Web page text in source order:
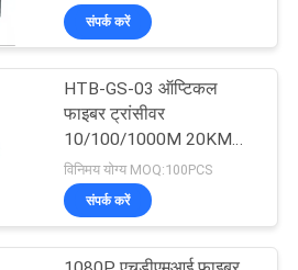
पैच कॉर्ड
संपर्क करें
HTB-GS-03 ऑप्टिकल
फाइबर ट्रांसीवर
10/100/1000M 20KM
1310nm सिंगल मोड डबल
फाइबर
विनिमय योग्य MOQ:100PCS
संपर्क करें